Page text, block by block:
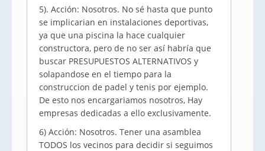
5). Acción: Nosotros. No sé hasta que punto
se implicarian en instalaciones deportivas,
ya que una piscina la hace cualquier
constructora, pero de no ser así habría que
buscar PRESUPUESTOS ALTERNATIVOS y
solapandose en el tiempo para la
construccion de padel y tenis por ejemplo.
De esto nos encargariamos nosotros, Hay
empresas dedicadas a ello exclusivamente.
6) Acción: Nosotros. Tener una asamblea
TODOS los vecinos para decidir si seguimos